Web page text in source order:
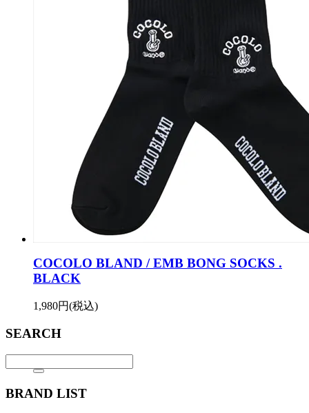
COCOLO BLAND / EMB BONG SOCKS .
BLACK
1,980円(税込)
SEARCH
BRAND LIST